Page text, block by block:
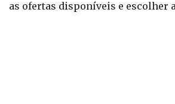
as ofertas disponíveis e escolher